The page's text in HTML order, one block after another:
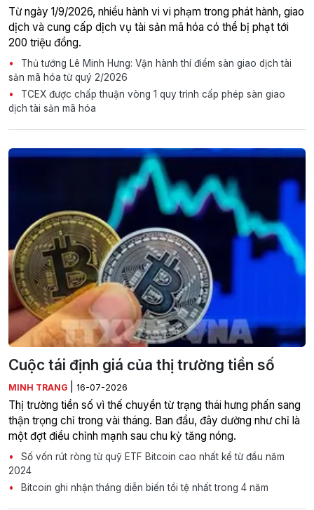
Từ ngày 1/9/2026, nhiều hành vi vi phạm trong phát hành, giao
dịch và cung cấp dịch vụ tài sản mã hóa có thể bị phạt tới
200 triệu đồng.
Thủ tướng Lê Minh Hưng: Vận hành thí điểm sàn giao dịch tài
sản mã hóa từ quý 2/2026
TCEX được chấp thuận vòng 1 quy trình cấp phép sàn giao
dịch tài sản mã hóa
Cuộc tái định giá của thị trường tiền số
MINH TRANG 16-07-2026
Thị trường tiền số vì thế chuyển từ trạng thái hưng phấn sang
thận trọng chỉ trong vài tháng. Ban đầu, đây dường như chỉ là
một đợt điều chỉnh mạnh sau chu kỳ tăng nóng.
Số vốn rút ròng từ quỹ ETF Bitcoin cao nhất kể từ đầu năm
2024
Bitcoin ghi nhận tháng diễn biến tồi tệ nhất trong 4 năm